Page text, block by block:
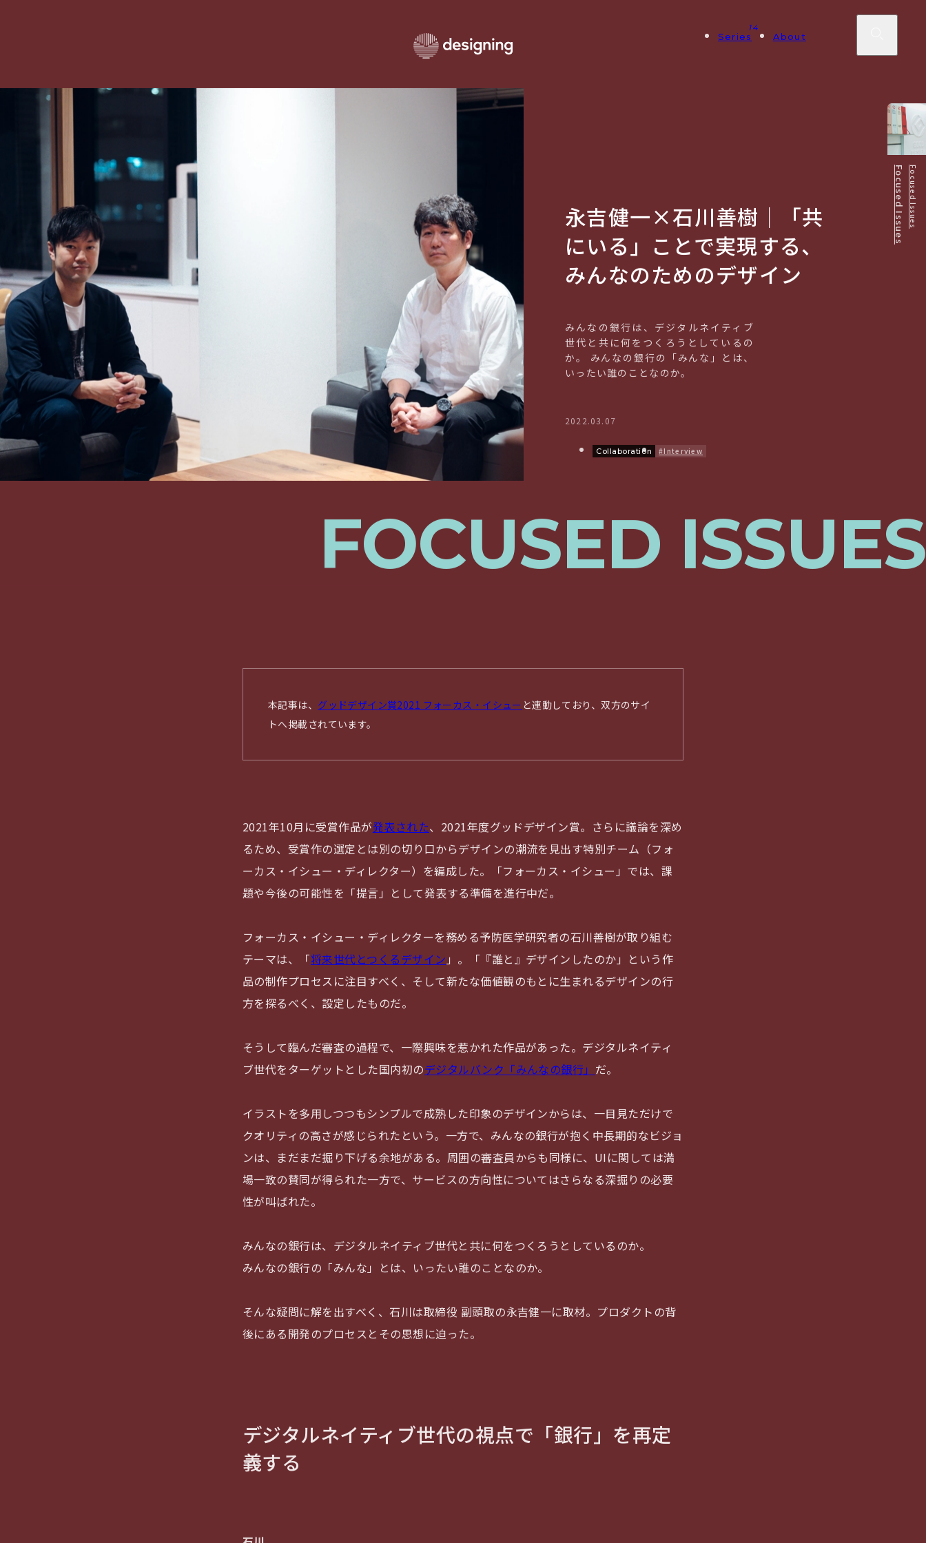
Series
14
About
永吉健一×石川善樹｜「共
にいる」ことで実現する、
みんなのためのデザイン
みんなの銀行は、デジタルネイティブ
世代と共に何をつくろうとしているの
か。 みんなの銀行の「みんな」とは、
いったい誰のことなのか。
2022.03.07
Collaboration #Interview
FOCUSED ISSUES
本記事は、グッドデザイン賞2021 フォーカス・イシューと連動しており、双方のサイ
トへ掲載されています。
2021年10月に受賞作品が発表された、2021年度グッドデザイン賞。さらに議論を深め
るため、受賞作の選定とは別の切り口からデザインの潮流を見出す特別チーム（フォ
ーカス・イシュー・ディレクター）を編成した。「フォーカス・イシュー」では、課
題や今後の可能性を「提言」として発表する準備を進行中だ。
フォーカス・イシュー・ディレクターを務める予防医学研究者の石川善樹が取り組む
テーマは、「将来世代とつくるデザイン」。「『誰と』デザインしたのか」という作
品の制作プロセスに注目すべく、そして新たな価値観のもとに生まれるデザインの行
方を探るべく、設定したものだ。
そうして臨んだ審査の過程で、一際興味を惹かれた作品があった。デジタルネイティ
ブ世代をターゲットとした国内初のデジタルバンク「みんなの銀行」だ。
イラストを多用しつつもシンプルで成熟した印象のデザインからは、一目見ただけで
クオリティの高さが感じられたという。一方で、みんなの銀行が抱く中長期的なビジョ
ンは、まだまだ掘り下げる余地がある。周囲の審査員からも同様に、UIに関しては満
場一致の賛同が得られた一方で、サービスの方向性についてはさらなる深掘りの必要
性が叫ばれた。
みんなの銀行は、デジタルネイティブ世代と共に何をつくろうとしているのか。
みんなの銀行の「みんな」とは、いったい誰のことなのか。
そんな疑問に解を出すべく、石川は取締役 副頭取の永吉健一に取材。プロダクトの背
後にある開発のプロセスとその思想に迫った。
デジタルネイティブ世代の視点で「銀行」を再定
義する
Focused Issues